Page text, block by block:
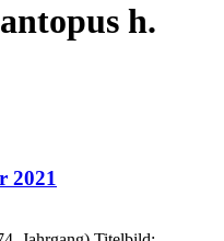
h.
2021